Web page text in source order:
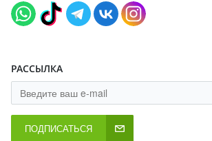
РАССЫЛКА
ПОДПИСАТЬСЯ